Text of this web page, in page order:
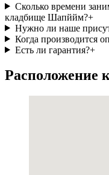
Сколько времени
кладбище Шапййм?+
Нужно ли наше
Когда производится
Есть ли гарантия?+